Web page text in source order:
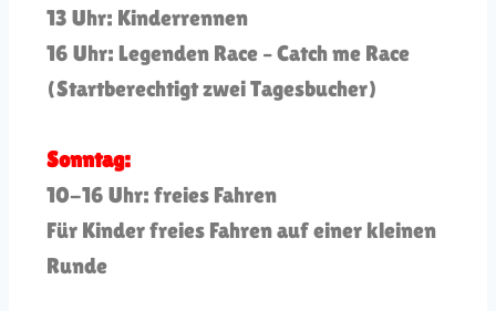
13 Uhr: Kinderrennen
16 Uhr: Legenden Race – Catch me Race
(Startberechtigt zwei Tagesbucher)
Sonntag:
10-16 Uhr: freies Fahren
Für Kinder freies Fahren auf einer kleinen
Runde